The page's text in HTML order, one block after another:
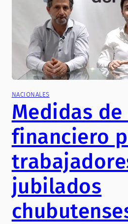
NACIONALES
Medidas
financiero
jubilados